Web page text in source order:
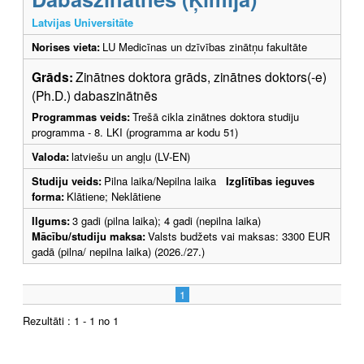
Latvijas Universitāte
Norises vieta: LU Medicīnas un dzīvības zinātņu fakultāte
Grāds:Zinātnes doktora grāds, zinātnes doktors(-e)
(Ph.D.) dabaszinātnēs
Programmas veids:Trešā cikla zinātnes doktora studiju
programma - 8. LKI (programma ar kodu 51)
Valoda:latviešu un angļu (LV-EN)
Studiju veids: Pilna laika/Nepilna laika Izglītības ieguves
forma: Klātiene; Neklātiene
Ilgums:3 gadi (pilna laika); 4 gadi (nepilna laika)
Mācību/studiju maksa:Valsts budžets vai maksas: 3300 EUR
gadā (pilna/ nepilna laika) (2026./27.)
1
Rezultāti : 1 - 1 no 1